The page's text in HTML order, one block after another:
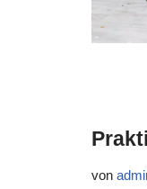
von